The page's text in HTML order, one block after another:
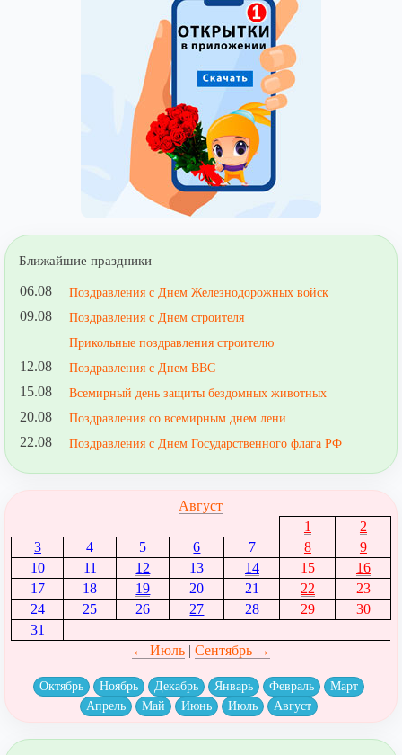
Ближайшие праздники
06.08 Поздравления с Днем Железнодорожных войск
09.08
Поздравления с Днем строителя
Прикольные поздравления строителю
12.08 Поздравления с Днем ВВС
15.08 Всемирный день защиты бездомных животных
20.08 Поздравления со всемирным днем лени
22.08 Поздравления с Днем Государственного флага РФ
Август
1
2
3
4 5 6 7 8
9
10
11 12 13 14 15
16
17
18 19 20 21 22
23
24
25 26 27 28 29
30
31
← Июль| Сентябрь →
Октябрь Ноябрь Декабрь Январь Февраль
Март
Апрель
Май Июнь Июль Август